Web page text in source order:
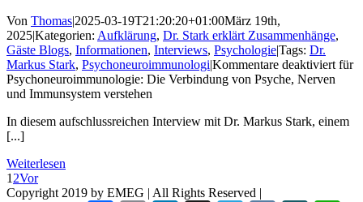
Von Thomas|2025-03-19T21:20:20+01:00März 19th,
2025|Kategorien: Aufklärung, Dr. Stark erklärt Zusammenhänge,
Gäste Blogs, Informationen, Interviews, Psychologie|Tags: Dr.
Markus Stark, Psychoneuroimmunologi|Kommentare deaktiviert für
Psychoneuroimmunologie: Die Verbindung von Psyche, Nerven
und Immunsystem verstehen
In diesem aufschlussreichen Interview mit Dr. Markus Stark, einem
[...]
Weiterlesen
1 2Vor
Copyright 2019 by EMEG | All Rights Reserved |